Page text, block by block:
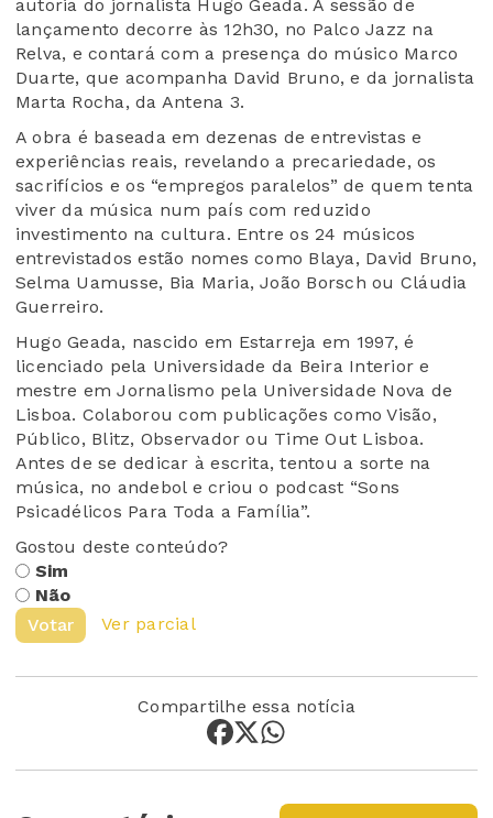
autoria do jornalista Hugo Geada. A sessão de
lançamento decorre às 12h30, no Palco Jazz na
Relva, e contará com a presença do músico Marco
Duarte, que acompanha David Bruno, e da jornalista
Marta Rocha, da Antena 3.
A obra é baseada em dezenas de entrevistas e
experiências reais, revelando a precariedade, os
sacrifícios e os “empregos paralelos” de quem tenta
viver da música num país com reduzido
investimento na cultura. Entre os 24 músicos
entrevistados estão nomes como Blaya, David Bruno,
Selma Uamusse, Bia Maria, João Borsch ou Cláudia
Guerreiro.
Hugo Geada, nascido em Estarreja em 1997, é
licenciado pela Universidade da Beira Interior e
mestre em Jornalismo pela Universidade Nova de
Lisboa. Colaborou com publicações como Visão,
Público, Blitz, Observador ou Time Out Lisboa.
Antes de se dedicar à escrita, tentou a sorte na
música, no andebol e criou o podcast “Sons
Psicadélicos Para Toda a Família”.
Gostou deste conteúdo?
Sim
Não
Votar
Ver parcial
Compartilhe essa notícia